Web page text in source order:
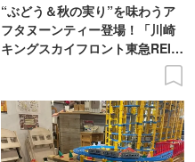
“ぶどう＆秋の実り”を味わうア
フタヌーンティー登場！「川崎
キングスカイフロント東急REIホ